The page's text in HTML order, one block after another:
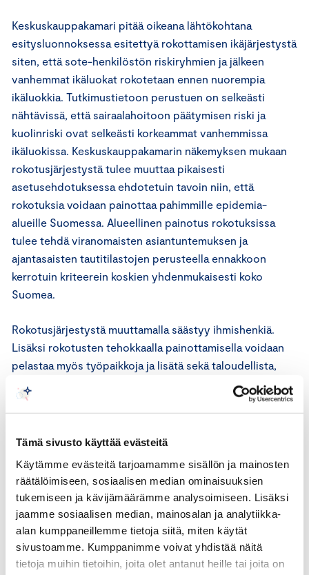
Tämä sivusto käyttää evästeitä
Käytämme evästeitä tarjoamamme sisällön ja mainosten
räätälöimiseen, sosiaalisen median ominaisuuksien
tukemiseen ja kävijämäärämme analysoimiseen. Lisäksi
jaamme sosiaalisen median, mainosalan ja analytiikka-
alan kumppaneillemme tietoja siitä, miten käytät
sivustoamme. Kumppanimme voivat yhdistää näitä
tietoja muihin tietoihin, joita olet antanut heille tai joita on
Keskuskauppakamari pitää oikeana lähtökohtana
esitysluonnoksessa esitettyä rokottamisen ikäjärjestystä
siten, että sote-henkilöstön riskiryhmien ja jälkeen
vanhemmat ikäluokat rokotetaan ennen nuorempia
ikäluokkia. Tutkimustietoon perustuen on selkeästi
nähtävissä, että sairaalahoitoon päätymisen riski ja
kuolinriski ovat selkeästi korkeammat vanhemmissa
ikäluokissa. Keskuskauppakamarin näkemyksen mukaan
rokotusjärjestystä tulee muuttaa pikaisesti
asetusehdotuksessa ehdotetuin tavoin niin, että
rokotuksia voidaan painottaa pahimmille epidemia-
alueille Suomessa. Alueellinen painotus rokotuksissa
tulee tehdä viranomaisten asiantuntemuksen ja
ajantasaisten tautitilastojen perusteella ennakkoon
kerrotuin kriteerein koskien yhdenmukaisesti koko
Suomea.
Rokotusjärjestystä muuttamalla säästyy ihmishenkiä.
Lisäksi rokotusten tehokkaalla painottamisella voidaan
pelastaa myös työpaikkoja ja lisätä sekä taloudellista,
että inhimillistä hyvinvointia. Kymmeniä tuhansia
suomalaisia on lomautettuina tai irtisanottuina työstään
pitää taltuttaa mahdollisimman nopeasti, johon
Keskuskauppakamari pitää äärimmäisen valitettavana,
että alueellisesta painottamisesta ei ole päätetty jo
aikaisemmassa vaiheessa osana tautitilanteen hoitoa.
Keskuskauppakamarin mielestä painotus pitäisikin
saattaa voimaan jo riskiryhmien rokottamisen aikana